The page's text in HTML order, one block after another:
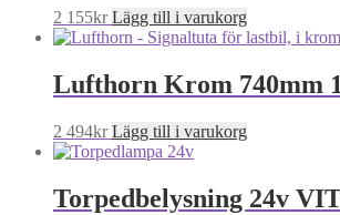
väljas
på
2 155kr Lägg till i varukorg
Lufthorn Krom 740mm
2 494kr Lägg till i varukorg
Torpedbelysning 24v